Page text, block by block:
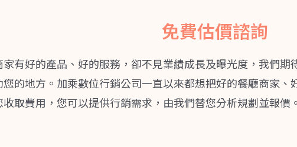
免費估價諮詢
有好的產品、好的服務，卻不見業績成長及曝光度，我們
的地方。加乘數位行銷公司一直以來都想把好的餐廳商家
取費用，您可以提供行銷需求，由我們替您分析規劃並報價。